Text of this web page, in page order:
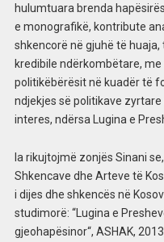
hulumtuara brenda
e monografikë, kontribute
shkencorë në gjuhë të
kredibile ndërkombëtare,
politikëbërësit në kuadër të
ndjekjes së politikave
interes, ndërsa Lugina e
Ia rikujtojmë zonjës Sinani
Shkencave dhe Arteve të
i dijes dhe shkencës në
studimorë: “Lugina e
gjeohapësinor“, ASHAK,